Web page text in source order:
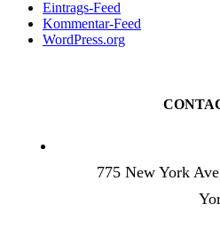
Eintrags-Feed
Kommentar-Feed
WordPress.org
775 New York